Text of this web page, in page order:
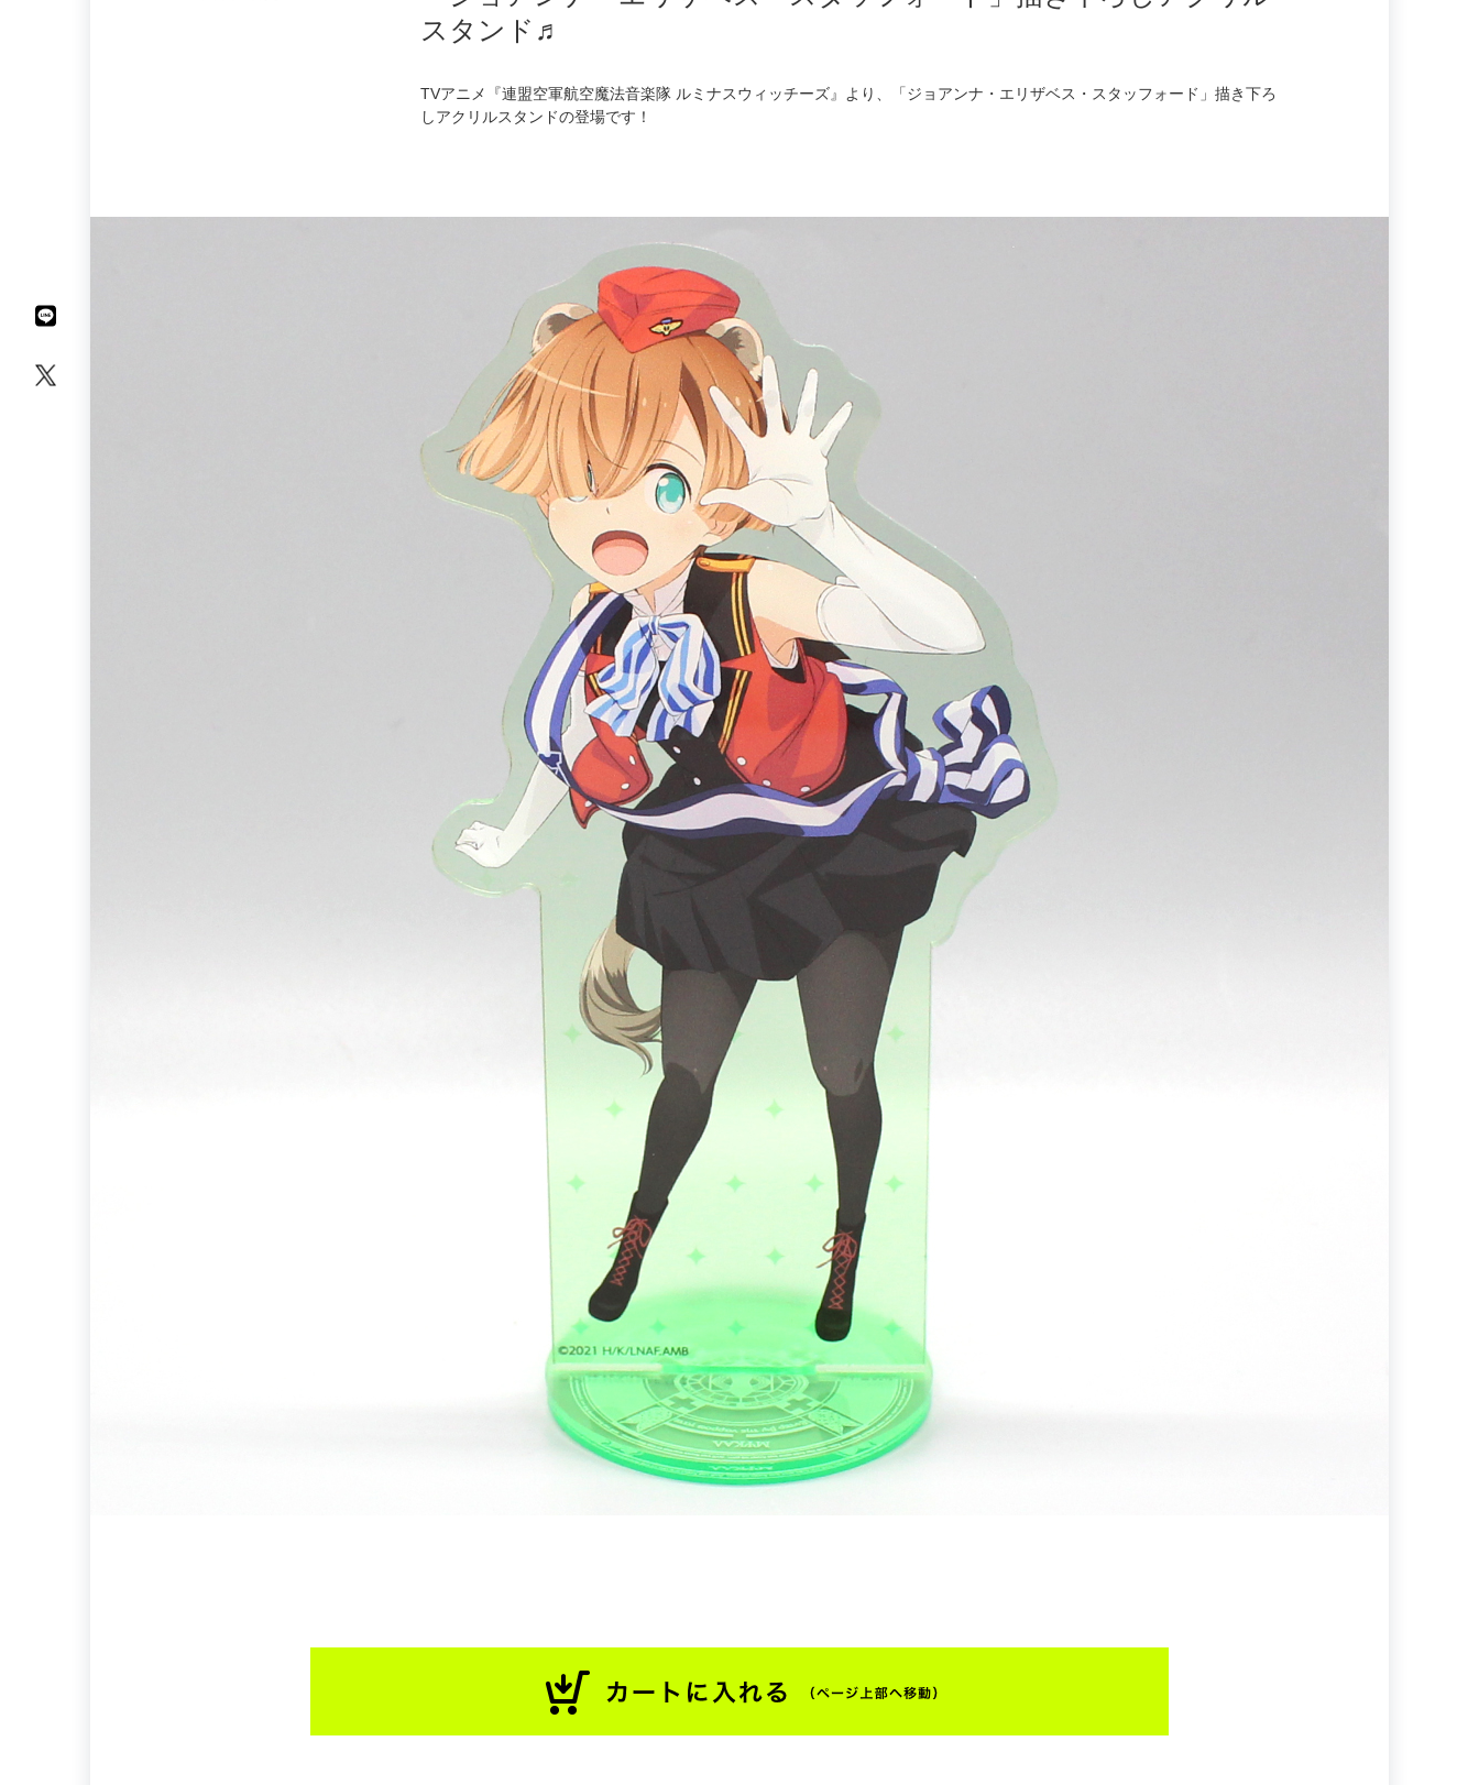
スタンド♬
TVアニメ『連盟空軍航空魔法音楽隊 ルミナスウィッチーズ』より、「ジョアンナ・エリザベス・スタッフォード」描き下ろ
しアクリルスタンドの登場です！